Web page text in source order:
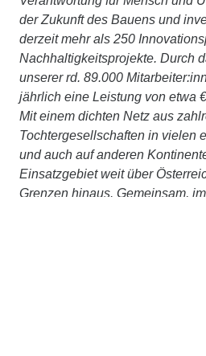
der Zukunft des Bauens und
derzeit mehr als 250
Nachhaltigkeitsprojekte. Durch
unserer rd. 89.000
jährlich eine Leistung von etwa
Mit einem dichten Netz aus
Tochtergesellschaften in vielen
und auch auf anderen
Einsatzgebiet weit über
Grenzen hinaus. Gemeinsam,